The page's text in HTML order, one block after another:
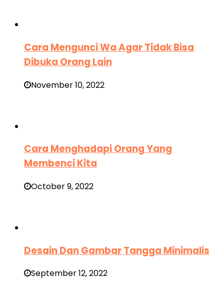
Cara Mengunci Wa Agar Tidak Bisa
Dibuka Orang Lain
November 10, 2022
Cara Menghadapi Orang Yang
Membenci Kita
October 9, 2022
Desain Dan Gambar Tangga Minimalis
September 12, 2022